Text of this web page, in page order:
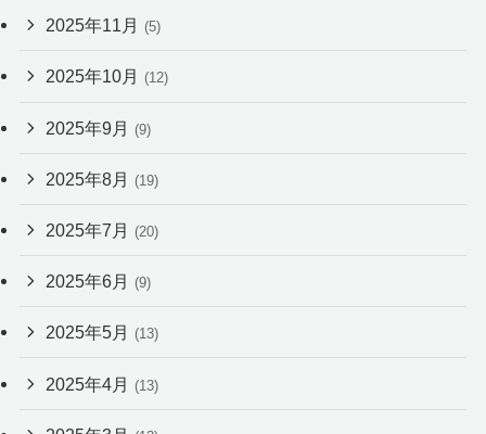
2025年11月 (5)
2025年10月 (12)
2025年9月 (9)
2025年8月 (19)
2025年7月 (20)
2025年6月 (9)
2025年5月 (13)
2025年4月 (13)